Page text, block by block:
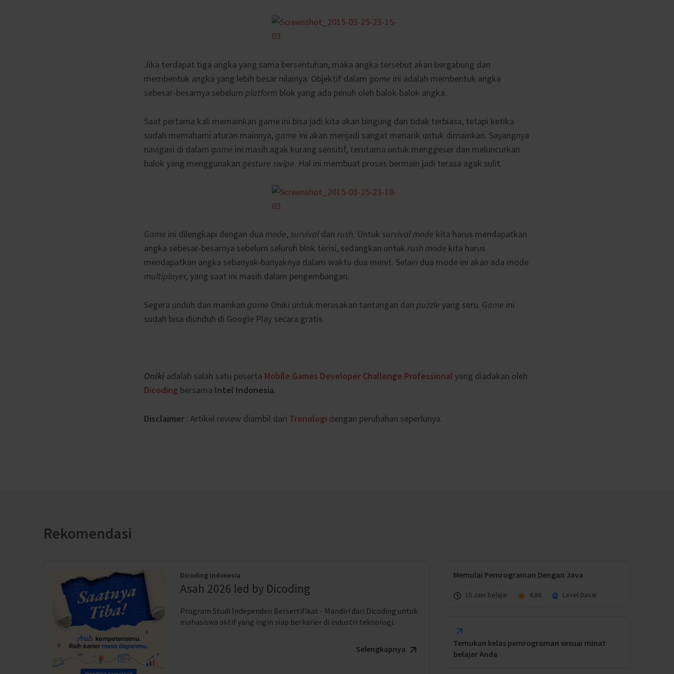
Jika terdapat tiga angka yang sama bersentuhan, maka angka tersebut akan bergabung dan
membentuk angka yang lebih besar nilainya. Objektif dalam game ini adalah membentuk angka
sebesar-besarnya sebelum platform blok yang ada penuh oleh balok-balok angka.
Saat pertama kali memainkan game ini bisa jadi kita akan bingung dan tidak terbiasa, tetapi ketika
sudah memahami aturan mainnya, game ini akan menjadi sangat menarik untuk dimainkan. Sayangnya
navigasi di dalam game ini masih agak kurang sensitif, terutama untuk menggeser dan meluncurkan
balok yang menggunakan gesture swipe. Hal ini membuat proses bermain jadi terasa agak sulit.
Game ini dilengkapi dengan dua mode, survival dan rush. Untuk survival mode kita harus mendapatkan
angka sebesar-besarnya sebelum seluruh blok terisi, sedangkan untuk rush mode kita harus
mendapatkan angka sebanyak-banyaknya dalam waktu dua menit. Selain dua mode ini akan ada mode
multiplayer, yang saat ini masih dalam pengembangan.
Segera unduh dan mainkan game Oniki untuk merasakan tantangan dan puzzle yang seru. Game ini
sudah bisa diunduh di Google Play secara gratis.
Oniki adalah salah satu peserta Mobile Games Developer Challenge Professional yang diadakan oleh
Dicoding bersama Intel Indonesia.
Disclaimer : Artikel review diambil dari Trenologi dengan perubahan seperlunya.
Rekomendasi
Dicoding Indonesia
Asah 2026 led by Dicoding
Program Studi Independen Bersertifikat - Mandiri dari Dicoding untuk
mahasiswa aktif yang ingin siap berkarier di industri teknologi.
Selengkapnya
Memulai Pemrograman Dengan Java
15 Jam belajar 4,86 Level Dasar
Temukan kelas pemrograman sesuai minat
belajar Anda